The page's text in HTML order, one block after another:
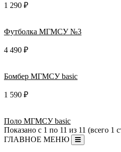
1 290 ₽
Футболка МГМСУ №3
4 490 ₽
Бомбер МГМСУ basic
1 590 ₽
Поло МГМСУ basic
Показано с 1 по 11 из 11 (всего 1
ГЛАВНОЕ МЕНЮ